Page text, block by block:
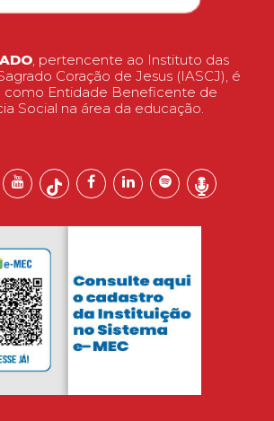
, pertencente ao Instituto das
Coração de Jesus (IASCJ), é
como Entidade Beneficente de
Social na área da educação.